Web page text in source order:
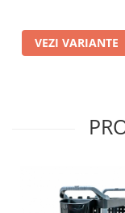
VEZI VARIANTE